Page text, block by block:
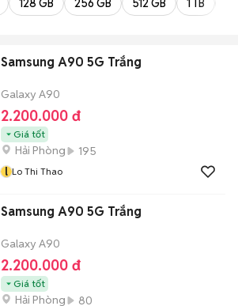
128 GB 256 GB 512 GB 1 TB
Samsung A90 5G Trắng
Galaxy A90
2.200.000 đ
Giá tốt
Hải Phòng
195
l Lo Thi Thao
Samsung A90 5G Trắng
Galaxy A90
2.200.000 đ
Giá tốt
Hải Phòng
80